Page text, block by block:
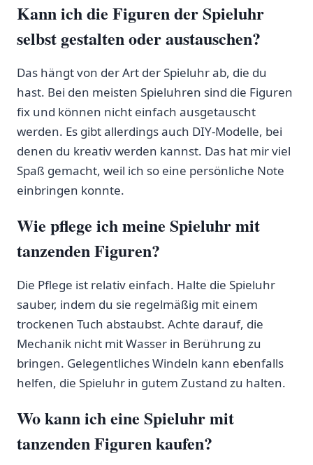
Kann ich​ die Figuren der Spieluhr
selbst gestalten oder austauschen?
Das hängt von der​ Art der ‍Spieluhr ab, ⁣die ‌du
hast. Bei ⁣den meisten⁤ Spieluhren⁣ sind die Figuren
‌fix und können​ nicht einfach ausgetauscht
werden. Es gibt‍ allerdings auch DIY-Modelle, bei
denen du kreativ werden kannst. Das hat mir viel
Spaß gemacht, weil ich so eine persönliche Note
einbringen konnte.
Wie pflege ich meine‌ Spieluhr mit
tanzenden Figuren?
Die Pflege​ ist relativ einfach. Halte die Spieluhr
sauber, indem du sie regelmäßig ‍mit einem⁤
trockenen⁤ Tuch abstaubst. Achte darauf, die ​
Mechanik nicht mit⁣ Wasser⁤ in Berührung zu
bringen. Gelegentliches ⁤Windeln kann‍ ebenfalls
helfen, ‌die Spieluhr in ⁤gutem Zustand zu halten.
Wo ‌kann ​ich eine Spieluhr mit
tanzenden⁢ Figuren kaufen?